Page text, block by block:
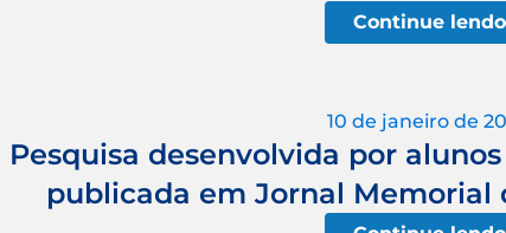
Continue lendo
10 de janeiro de
Pesquisa desenvolvida por
publicada em Jornal Memorial